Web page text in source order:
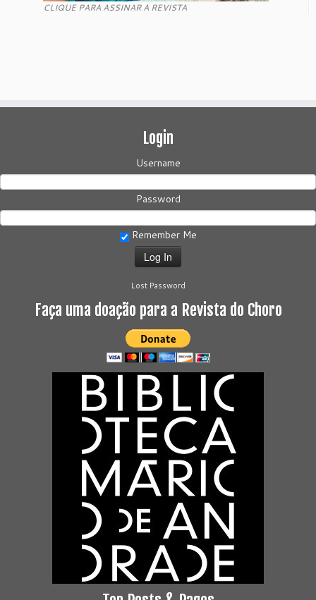
CLIQUE PARA ASSINAR A REVISTA
Login
Username
Password
Remember Me
Lost Password
Faça uma doação para a Revista do Choro